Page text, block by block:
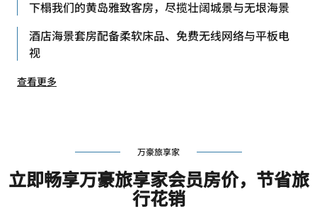
下榻我们的黄岛雅致客房，尽揽壮阔城景与无垠海景
酒店海景套房配备柔软床品、免费无线网络与平板电
视
查看更多
万豪旅享家
立即畅享万豪旅享家会员房价，节省旅
行花销